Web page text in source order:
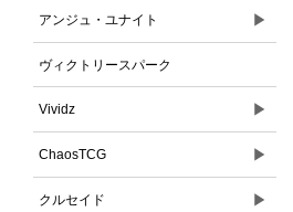
アンジュ・ユナイト ▶
ヴィクトリースパーク
Vividz ▶
ChaosTCG ▶
クルセイド ▶